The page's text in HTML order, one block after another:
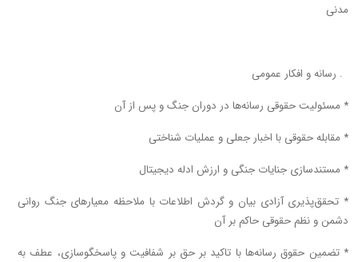
مدنی
* مسئولیت حقوقی رسانه‌ها در دوران جنگ و پس از آن
* مقابله حقوقی با اخبار جعلی و عملیات شناختی
* مستندسازی جنایات جنگی و ارزش ادله دیجیتال
* تحقق‌پذیری آزادی بیان و گردش اطلاعات با ملاحظه معیار‌های جنگ روانی
دشمن و نظم حقوقی حاکم بر آن
* تضمین حقوق رسانه‌ها با تاکید بر حق بر شفافیت و پاسخگوسازی، عطف به